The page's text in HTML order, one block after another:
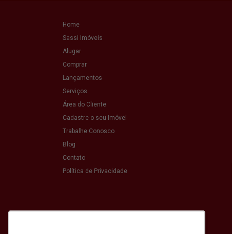
Home
Sassi Imóveis
Alugar
Comprar
Lançamentos
Serviços
Área do Cliente
Cadastre o seu Imóvel
Trabalhe Conosco
Blog
Contato
Política de Privacidade